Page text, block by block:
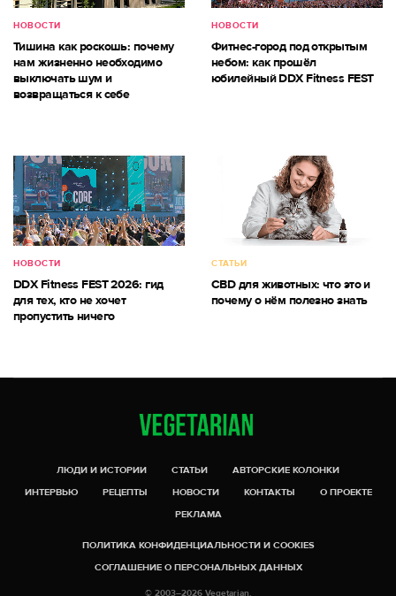
НОВОСТИ
Тишина как роскошь: почему
нам жизненно необходимо
выключать шум и
возвращаться к себе
НОВОСТИ
Фитнес-город под открытым
небом: как прошёл
юбилейный DDX Fitness FEST
НОВОСТИ
DDX Fitness FEST 2026: гид
для тех, кто не хочет
пропустить ничего
СТАТЬИ
CBD для животных: что это и
почему о нём полезно знать
ЛЮДИ И ИСТОРИИ СТАТЬИ
АВТОРСКИЕ КОЛОНКИ
ИНТЕРВЬЮ
РЕЦЕПТЫ НОВОСТИ КОНТАКТЫ
О ПРОЕКТЕ
РЕКЛАМА
ПОЛИТИКА КОНФИДЕНЦИАЛЬНОСТИ И COOKIES
СОГЛАШЕНИЕ О ПЕРСОНАЛЬНЫХ ДАННЫХ
© 2003–2026 Vegetarian.